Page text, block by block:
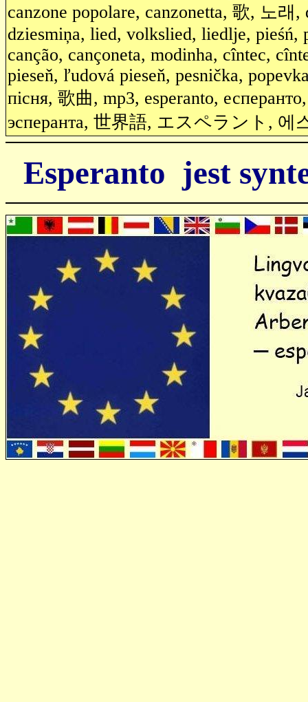
canzone popolare, canzonetta, 歌, 노래,
dziesmiņa, lied, volkslied, liedlje, pieśń,
canção, cançoneta, modinha, cîntec,
pieseň, ľudová pieseň, pesnička,
пісня, 歌曲, mp3, esperanto,
эсперанта, 世界語, エスペラント, 에
Esperanto jest